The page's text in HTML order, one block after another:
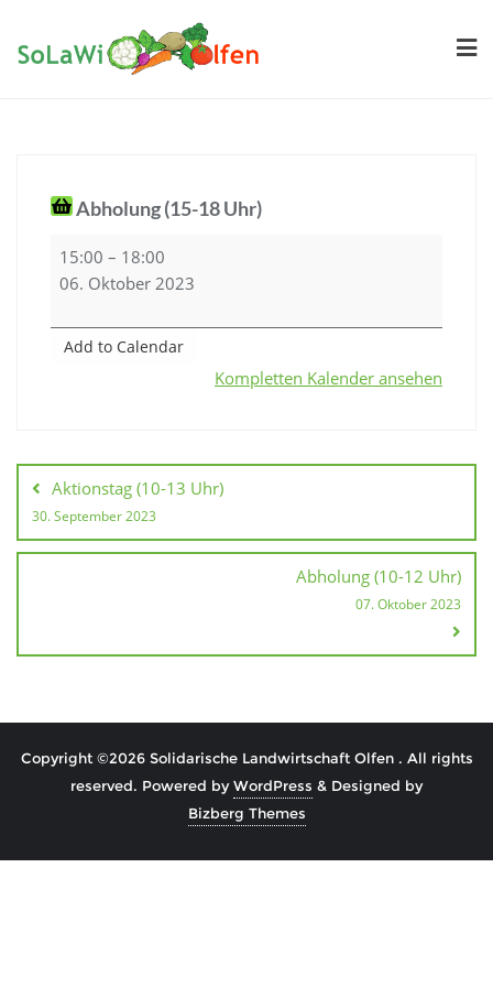
content
Abholung (15-18 Uhr)
Abholung
(15-
Uhr)
15:00 – 18:00
06. Oktober 2023
Add to Calendar
Kompletten Kalender ansehen
Aktionstag (10-13 Uhr)
30. September 2023
Abholung (10-12 Uhr)
07. Oktober 2023
Copyright ©2026 Solidarische Landwirtschaft Olfen . All rights
reserved. Powered byWordPress & Designed by
Bizberg Themes